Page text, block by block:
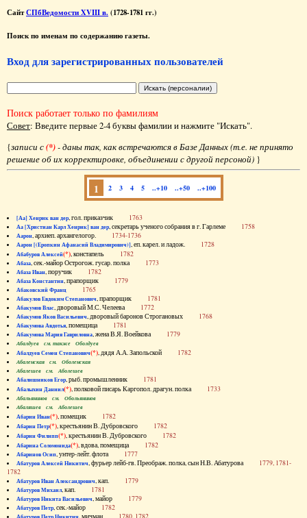
СайтСПбВедомости XVIII в. (1728-1781 гг.)
Поиск по именам по содержанию газеты.
Вход для зарегистрированных пользователей
Поиск работает только по фамилиям
Совет: Введите первые 2-4 буквы фамилии и нажмите "Искать".
{записи с(*)- даны так, как встречаются в Базе Данных (т.е. не принято
решение об их корректировке, объединении с другой персоной) }
1 2 3 4 5 ..+10 ..+50 ..+100
[Аа] Хенрик ван дер, гол. приказчик 1763
Аа [Христиан Карл Хенрик] ван дер, секретарь ученого собрания в г. Гарлеме 1758
Аарон, архиеп. архангелогор. 1734-1736
Аарон [(Еропкин Афанасий Владимирович)], еп. карел. и ладож. 1728
Абабуров Алексей(*), констапель 1782
Абаза, сек.-майор Острогож. гусар. полка 1773
Абаза Иван, поручик 1782
Абаза Константин, прапорщик 1779
Абаковский Франц 1765
Абакулов Евдоким Степанович, прапорщик 1781
Абакумов Влас, дворовый М.С. Челеева 1772
Абакумов Яков Васильевич, дворовый баронов Строгановых 1768
Абакумова Авдотья, помещица 1781
Абакумова Мария Гавриловна, жена В.Я. Воейкова 1779
Абалдуев см. также Оболдуев
Абалдуев Семен Степанович(*), дядя А.А. Запольской 1782
Абаленская см. Оболенская
Абалешев см. Аболешев
Абалишников Егор, рыб. промышленник 1781
Абалыхин Даниил(*), полковой писарь Каргопол. драгун. полка 1733
Абальянинов см. Обольянинов
Абаляшев см. Аболешев
Абарин Иван(*), помещик 1782
Абарин Петр(*), крестьянин В. Дубровского 1782
Абарин Филипп(*), крестьянин В. Дубровского 1782
Абарина Соломонида(*), вдова, помещица 1782
Абаринов Осип, унтер-лейт. флота 1777
Абатуров Алексей Никитич, фурьер лейб-гв. Преображ. полка, сын Н.В. Абатурова 1779, 1781-
1782
Абатуров Иван Александрович, кап. 1779
Абатуров Михаил, кап. 1781
Абатуров Никита Васильевич, майор 1779
Абатуров Петр, сек.-майор 1782